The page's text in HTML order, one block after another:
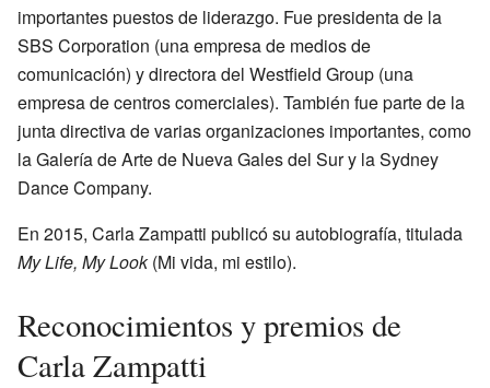
importantes puestos de liderazgo. Fue presidenta de la
SBS Corporation (una empresa de medios de
comunicación) y directora del Westfield Group (una
empresa de centros comerciales). También fue parte de la
junta directiva de varias organizaciones importantes, como
la Galería de Arte de Nueva Gales del Sur y la Sydney
Dance Company.
En 2015, Carla Zampatti publicó su autobiografía, titulada
My Life, My Look(Mi vida, mi estilo).
Reconocimientos y premios de
Carla Zampatti